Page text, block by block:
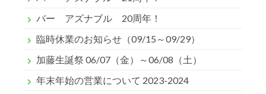
バー アズナブル 20周年！
臨時休業のお知らせ（09/15～09/29）
加藤生誕祭 06/07（金）～06/08（土）
年末年始の営業について 2023-2024